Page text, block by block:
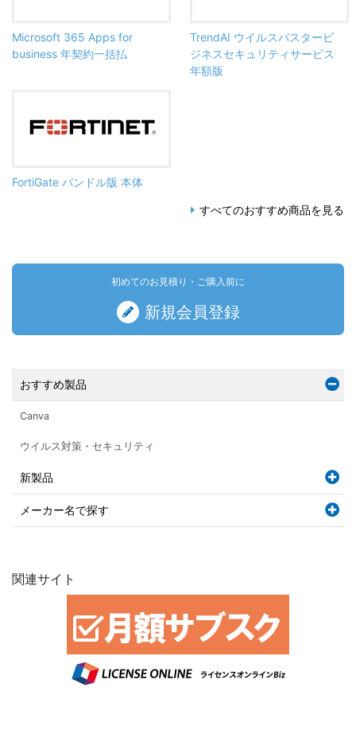
Microsoft 365 Apps for
business 年契約一括払
TrendAI ウイルスバスタービ
ジネスセキュリティサービス
年額版
FortiGate バンドル版 本体
すべてのおすすめ商品を見る
初めてのお見積り・ご購入前に
新規会員登録
おすすめ製品
Canva
ウイルス対策・セキュリティ
新製品
メーカー名で探す
関連サイト